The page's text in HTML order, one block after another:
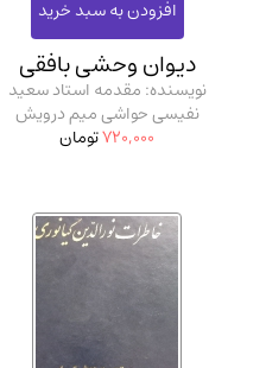
دیوان وحشی بافقی
نویسنده: مقدمه استاد سعید
نفیسی حواشی میم درویش
720,000تومان